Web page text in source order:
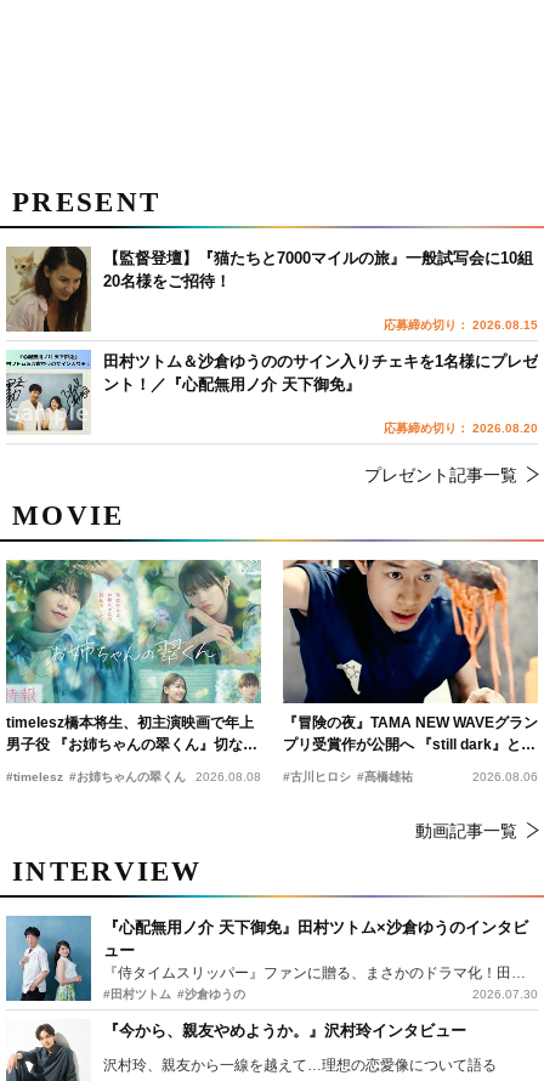
MOVIE
timelesz橋本将生、初主演映画で年上
男子役 『お姉ちゃんの翠くん』切ない
#timelesz #お姉ちゃんの翠くん 2026.08.08
『冒険の夜』TAMA NEW WAVEグラン
プリ受賞作が公開へ 『still dark』と同
#古川ヒロシ #髙橋雄祐 2026.08.06
動画記事一覧
INTERVIEW
『心配無用ノ介 天下御免』田村ツトム×沙倉ゆうのインタビ
ュー
『侍タイムスリッパー』ファンに贈る、まさかのドラマ化！田村ツトム×沙倉ゆうのが語る『心配無用ノ介』撮影秘話
#田村ツトム #沙倉ゆうの 2026.07.30
『今から、親友やめようか。』沢村玲インタビュー
沢村玲、親友から一線を越えて…理想の恋愛像について語る
PRESENT
【監督登壇】『猫たちと7000マイルの旅』一般試写会に10組
20名様をご招待！
応募締め切り： 2026.08.15
田村ツトム＆沙倉ゆうののサイン入りチェキを1名様にプレゼ
ント！／『心配無用ノ介 天下御免』
応募締め切り： 2026.08.20
プレゼント記事一覧